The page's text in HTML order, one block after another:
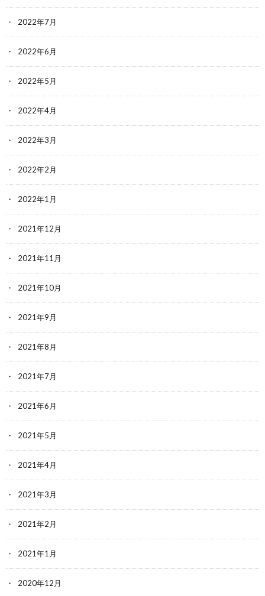
2022年7月
2022年6月
2022年5月
2022年4月
2022年3月
2022年2月
2022年1月
2021年12月
2021年11月
2021年10月
2021年9月
2021年8月
2021年7月
2021年6月
2021年5月
2021年4月
2021年3月
2021年2月
2021年1月
2020年12月